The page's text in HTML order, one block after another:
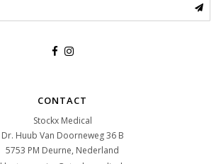
CONTACT
Stockx Medical
Dr. Huub Van Doorneweg 36 B
5753 PM Deurne, Nederland